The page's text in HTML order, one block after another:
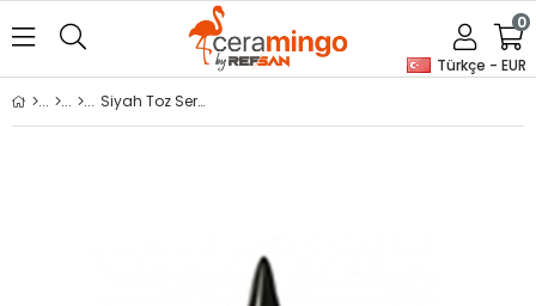
Türkçe - EUR
0
Siyah Toz Seramik Sırı